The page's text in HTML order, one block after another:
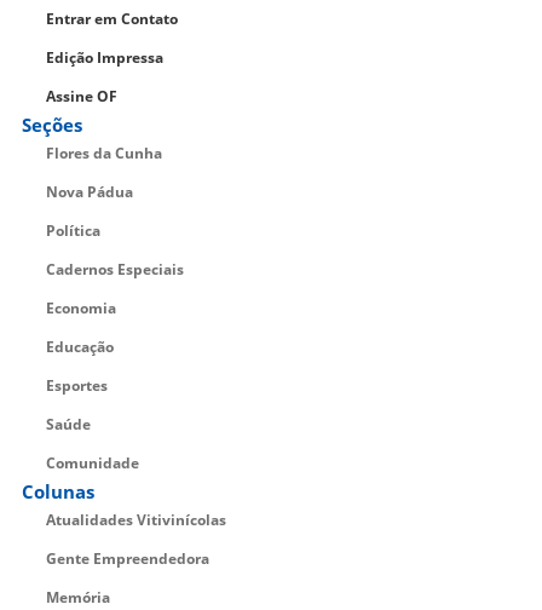
Entrar em Contato
Edição Impressa
Assine OF
Seções
Flores da Cunha
Nova Pádua
Política
Cadernos Especiais
Economia
Educação
Esportes
Saúde
Comunidade
Colunas
Atualidades Vitivinícolas
Gente Empreendedora
Memória